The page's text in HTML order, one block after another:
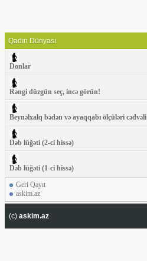
Qadın Dünyası
Donlar
Rəngi düzgün seç, incə görün!
Beynəlxalq bədən və ayaqqabı ölçüləri cədvəli
Dəb lüğəti (2-ci hissə)
Dəb lüğəti (1-ci hissə)
Geri Qayıt
askim.az
(c) askim.az